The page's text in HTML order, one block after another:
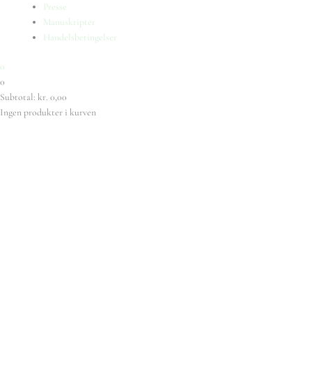
Presse
Manuskripter
Handelsbetingelser
0
0
Subtotal: kr. 0,00
Ingen produkter i kurven